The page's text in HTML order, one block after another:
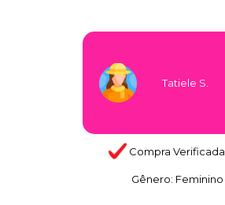
Tatiele S.
Compra Verificada
Gênero: Feminino